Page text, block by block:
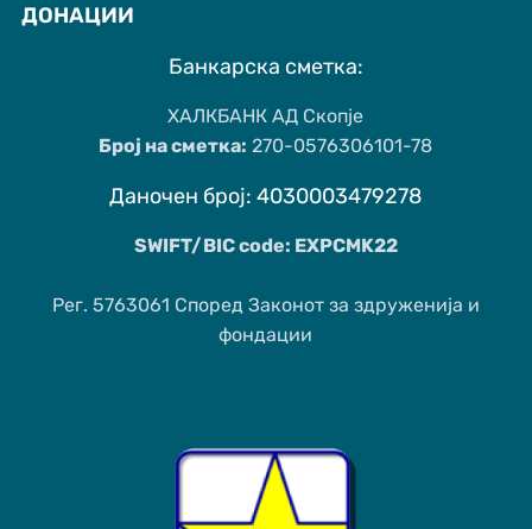
ДОНАЦИИ
Банкарска сметка:
ХАЛКБАНК АД Скопје
Број на сметка: 270-0576306101-78
Даночен број: 4030003479278
SWIFT/BIC code: EXPCMK22
Рег. 5763061 Според Законот за здруженија и
фондации